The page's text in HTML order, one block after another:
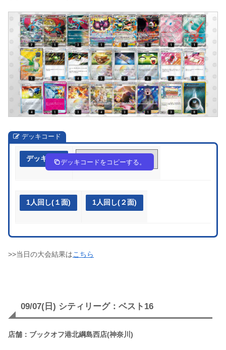
デッキコード
デッキ作成 Vb5Fkv-vm1eoH-1wFvfv
デッキコードをコピーする。
1人回し(１面) 1人回し(２面)
>>当日の大会結果はこちら
09/07(日) シティリーグ：ベスト16
店舗：ブックオフ港北綱島西店(神奈川)